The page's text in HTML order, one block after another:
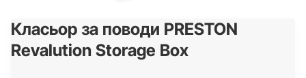
-15%
Класьор за поводи PRESTON
Revalution Storage Box